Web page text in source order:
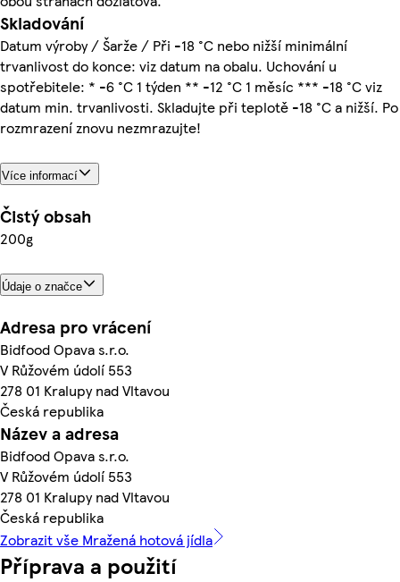
Skladování
Datum výroby / Šarže / Při -18 °C nebo nižší minimální
trvanlivost do konce: viz datum na obalu. Uchování u
spotřebitele: * -6 °C 1 týden ** -12 °C 1 měsíc *** -18 °C viz
datum min. trvanlivosti. Skladujte při teplotě -18 °C a nižší. Po
rozmrazení znovu nezmrazujte!
Více informací
Čistý obsah
200g
Údaje o značce
Adresa pro vrácení
Bidfood Opava s.r.o.
V Růžovém údolí 553
278 01 Kralupy nad Vltavou
Česká republika
Název a adresa
Bidfood Opava s.r.o.
V Růžovém údolí 553
278 01 Kralupy nad Vltavou
Česká republika
Zobrazit vše Mražená hotová jídla
Příprava a použití